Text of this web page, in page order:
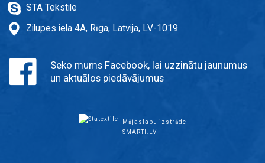
STA Tekstile
Zilupes iela 4A, Rīga, Latvija, LV-1019
Seko mums Facebook, lai uzzinātu jaunumus
un aktuālos piedāvājumus
Mājaslapu izstrāde
SMARTI.LV